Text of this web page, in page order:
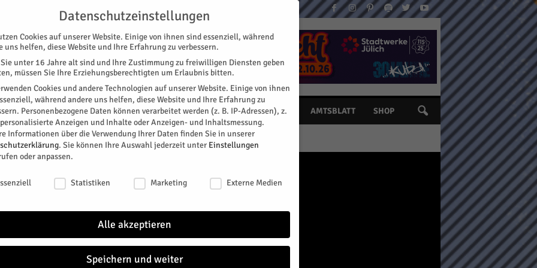
KONTAKT
SPEZIAL E-PAPER KINO GALERIE TERMINE AMTSBLATT SHOP
Datenschutzeinstellungen
Cookies auf unserer Website. Einige von ihnen sind essenziell, während
uns helfen, diese Website und Ihre Erfahrung zu verbessern.
unter 16 Jahre alt sind und Ihre Zustimmung zu freiwilligen Diensten geben
müssen Sie Ihre Erziehungsberechtigten um Erlaubnis bitten.
Cookies und andere Technologien auf unserer Website. Einige von ihnen
während andere uns helfen, diese Website und Ihre Erfahrung zu
Personenbezogene Daten können verarbeitet werden (z. B. IP-Adressen), z.
Anzeigen und Inhalte oder Anzeigen- und Inhaltsmessung.
Informationen über die Verwendung Ihrer Daten finden Sie in unserer
. Sie können Ihre Auswahl jederzeit unter Einstellungen
oder anpassen.
Statistiken Marketing Externe Medien
Alle akzeptieren
Speichern und weiter